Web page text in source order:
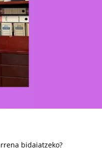
bidaiatzeko?